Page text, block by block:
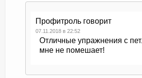
Профитроль говорит
07.11.2018 в 22:52
Отличные упражнения с
мне не помешает!